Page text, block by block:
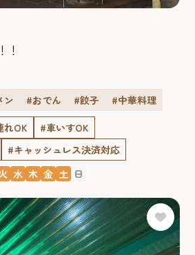
！
ン #おでん #餃子
#中華料理
れOK
#車いすOK
#キャッシュレス決済対応
水 木 金 土 日